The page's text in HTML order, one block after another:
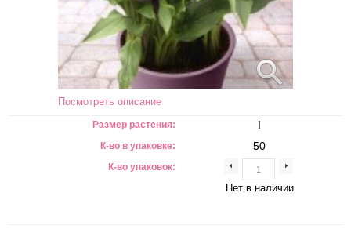
Посмотреть описание
Размер растения:
К-во в упаковке:
К-во упаковок:
I
50
Нет в наличии